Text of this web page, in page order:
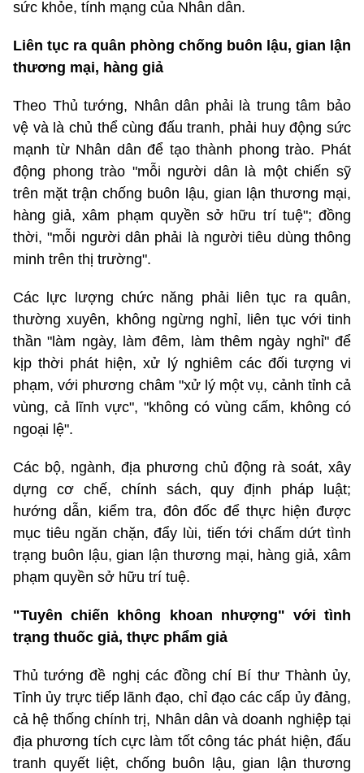
sức khỏe, tính mạng của Nhân dân.
Liên tục ra quân phòng chống buôn lậu, gian lận
thương mại, hàng giả
Theo Thủ tướng, Nhân dân phải là trung tâm bảo
vệ và là chủ thể cùng đấu tranh, phải huy động sức
mạnh từ Nhân dân để tạo thành phong trào. Phát
động phong trào "mỗi người dân là một chiến sỹ
trên mặt trận chống buôn lậu, gian lận thương mại,
hàng giả, xâm phạm quyền sở hữu trí tuệ"; đồng
thời, "mỗi người dân phải là người tiêu dùng thông
minh trên thị trường".
Các lực lượng chức năng phải liên tục ra quân,
thường xuyên, không ngừng nghỉ, liên tục với tinh
thần "làm ngày, làm đêm, làm thêm ngày nghỉ" để
kịp thời phát hiện, xử lý nghiêm các đối tượng vi
phạm, với phương châm "xử lý một vụ, cảnh tỉnh cả
vùng, cả lĩnh vực", "không có vùng cấm, không có
ngoại lệ".
Các bộ, ngành, địa phương chủ động rà soát, xây
dựng cơ chế, chính sách, quy định pháp luật;
hướng dẫn, kiểm tra, đôn đốc để thực hiện được
mục tiêu ngăn chặn, đẩy lùi, tiến tới chấm dứt tình
trạng buôn lậu, gian lận thương mại, hàng giả, xâm
phạm quyền sở hữu trí tuệ.
"Tuyên chiến không khoan nhượng" với tình
trạng thuốc giả, thực phẩm giả
Thủ tướng đề nghị các đồng chí Bí thư Thành ủy,
Tỉnh ủy trực tiếp lãnh đạo, chỉ đạo các cấp ủy đảng,
cả hệ thống chính trị, Nhân dân và doanh nghiệp tại
địa phương tích cực làm tốt công tác phát hiện, đấu
tranh quyết liệt, chống buôn lậu, gian lận thương